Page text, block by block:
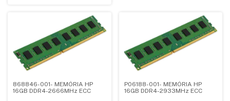
868846-001- MEMÓRIA HP
16GB DDR4-2666MHz ECC
P06188-001- MEMÓRIA HP
16GB DDR4-2933MHz ECC